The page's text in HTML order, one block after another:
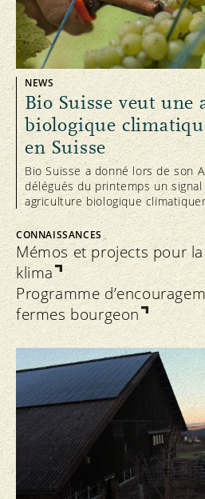
l'agriculture
climat (séquestration
émissions réduites
émissions réduites
les bilans
les produits bio ont
d'unités de charge
moins que les
production intégrée
Itten R. and Stucki M.
Umweltbelastungen
Konsums und
ESU-services Ltd.
l'OFEV, Uster, CH).
Vous trouverez
sur la durabilité.
NEWS
Bio Suisse veut une
biologique
en Suisse
Bio Suisse a donné lors de son
délégués du printemps un
agriculture biologique
CONNAISSANCES
Mémos et projects pour
klima
Programme
fermes bourgeon